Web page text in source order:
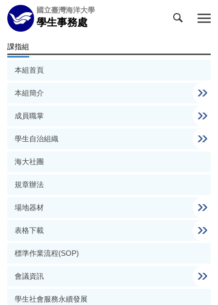
跳
到
主
內
國立臺灣海洋大學
學生事務處
課指組
本組首頁
本組簡介
成員職掌
學生自治組織
海大社團
規章辦法
場地器材
表格下載
標準作業流程(SOP)
會議資訊
學生社會服務永續發展